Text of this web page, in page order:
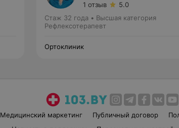
1 отзыв
5.0
Стаж 32 года • Высшая категория
Рефлексотерапевт
Ортоклиник
Медицинский маркетинг Публичный договор